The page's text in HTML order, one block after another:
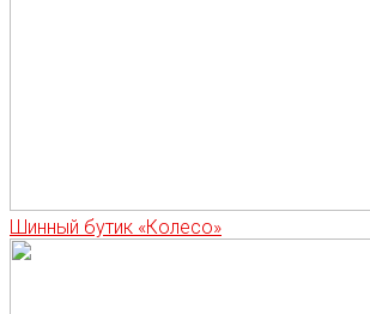
Шинный бутик «Колесо»